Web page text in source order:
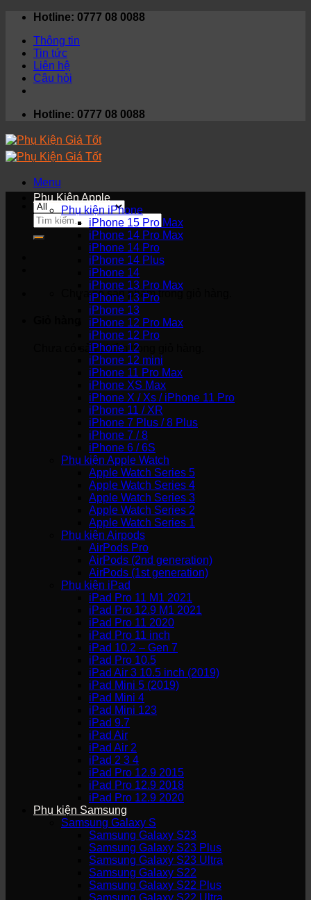
Skip
content
Hotline: 0777 08 0088
Thông tin
Tin tức
Liên hệ
Câu hỏi
Hotline: 0777 08 0088
Menu
Tìm
kiếm:
Chưa có sản phẩm trong giỏ hàng.
Chưa có sản phẩm trong giỏ hàng.
Phụ Kiện Apple
Phụ kiện iPhone
iPhone 15 Pro Max
iPhone 14 Pro Max
iPhone 14 Pro
iPhone 14 Plus
iPhone 14
iPhone 13 Pro Max
iPhone 13 Pro
iPhone 13
iPhone 12 Pro Max
iPhone 12 Pro
iPhone 12
iPhone 12 mini
iPhone 11 Pro Max
iPhone XS Max
iPhone X / Xs / iPhone 11 Pro
iPhone 11 / XR
iPhone 7 Plus / 8 Plus
iPhone 7 / 8
iPhone 6 / 6S
Phụ kiện Apple Watch
Apple Watch Series 5
Apple Watch Series 4
Apple Watch Series 3
Apple Watch Series 2
Apple Watch Series 1
Phụ kiện Airpods
AirPods Pro
AirPods (2nd generation)
AirPods (1st generation)
Phụ kiện iPad
iPad Pro 11 M1 2021
iPad Pro 12.9 M1 2021
iPad Pro 11 2020
iPad Pro 11 inch
iPad 10.2 – Gen 7
iPad Pro 10.5
iPad Air 3 10.5 inch (2019)
iPad Mini 5 (2019)
iPad Mini 4
iPad Mini 123
iPad 9.7
iPad Air
iPad Air 2
iPad 2 3 4
iPad Pro 12.9 2015
iPad Pro 12.9 2018
iPad Pro 12.9 2020
Phụ kiện Samsung
Samsung Galaxy S
Samsung Galaxy S23
Samsung Galaxy S23 Plus
Samsung Galaxy S23 Ultra
Samsung Galaxy S22
Samsung Galaxy S22 Plus
Samsung Galaxy S22 Ultra